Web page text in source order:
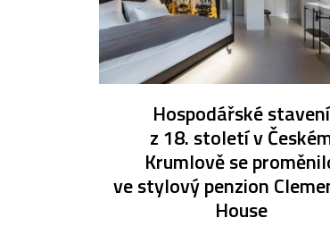
Hospodářské stavení
z 18. století v
Krumlově se
ve stylový penzion
House